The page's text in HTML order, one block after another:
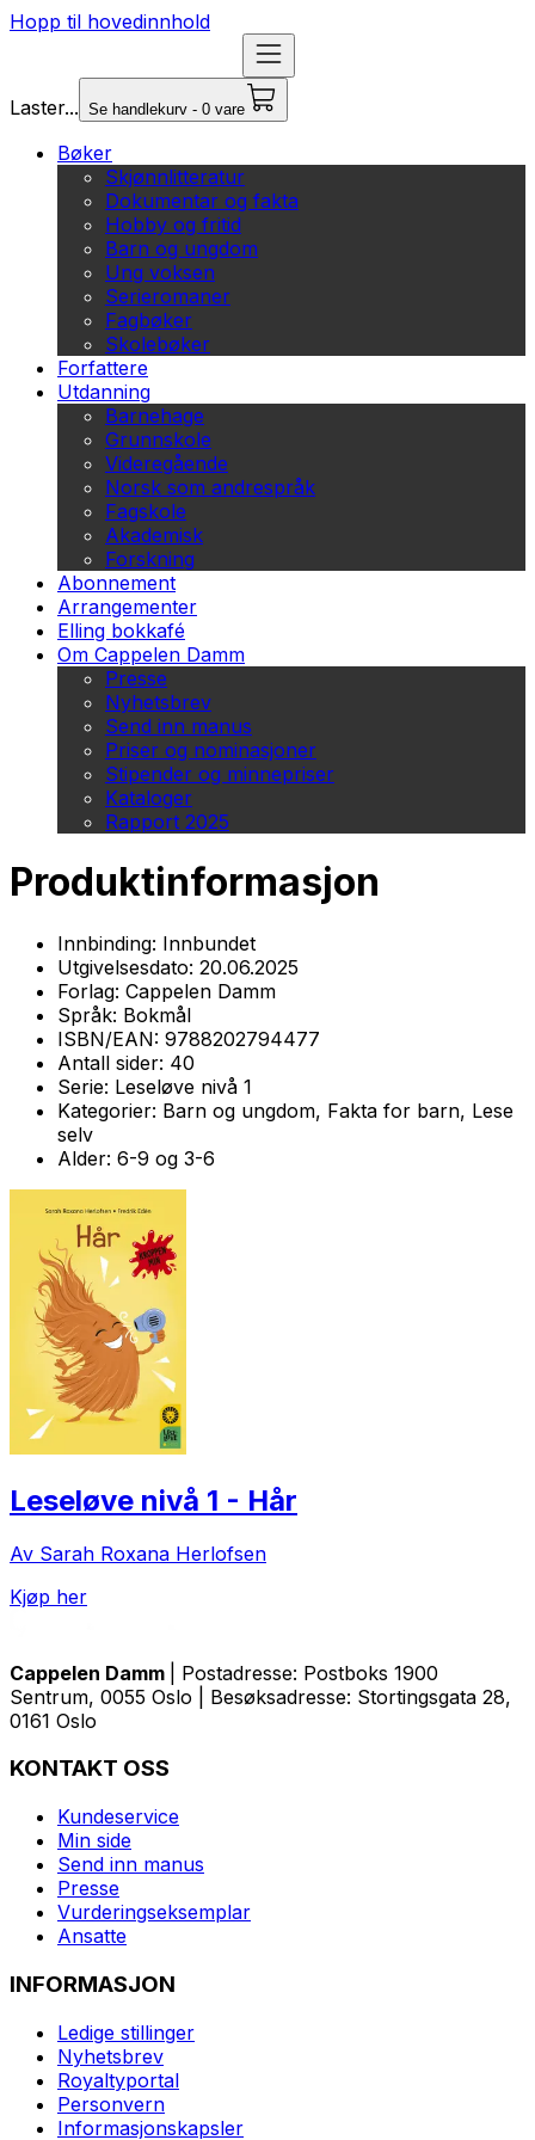
Hopp til hovedinnhold
Laster... Se handlekurv - 0 vare
Bøker
Skjønnlitteratur
Dokumentar og fakta
Hobby og fritid
Barn og ungdom
Ung voksen
Serieromaner
Fagbøker
Skolebøker
Forfattere
Utdanning
Barnehage
Grunnskole
Videregående
Norsk som andrespråk
Fagskole
Akademisk
Forskning
Abonnement
Arrangementer
Elling bokkafé
Om Cappelen Damm
Presse
Nyhetsbrev
Send inn manus
Priser og nominasjoner
Stipender og minnepriser
Kataloger
Rapport 2025
Produktinformasjon
Innbinding: Innbundet
Utgivelsesdato: 20.06.2025
Forlag: Cappelen Damm
Språk: Bokmål
ISBN/EAN: 9788202794477
Antall sider: 40
Serie: Leseløve nivå 1
Kategorier: Barn og ungdom, Fakta for barn, Lese
selv
Alder: 6-9 og 3-6
Leseløve nivå 1 - Hår
Av Sarah Roxana Herlofsen
Kjøp her
Cappelen Damm
| Postadresse: Postboks 1900
Sentrum, 0055 Oslo | Besøksadresse: Stortingsgata 28,
0161 Oslo
KONTAKT OSS
Kundeservice
Min side
Send inn manus
Presse
Vurderingseksemplar
Ansatte
INFORMASJON
Ledige stillinger
Nyhetsbrev
Royaltyportal
Personvern
Informasjonskapsler